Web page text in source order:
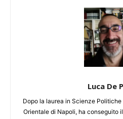
Luca De
Dopo la laurea in Scienze
Orientale di Napoli, ha conseguito